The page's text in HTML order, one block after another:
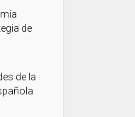
de
de la